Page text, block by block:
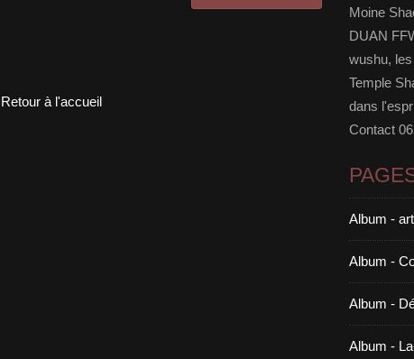
Retour à l'accueil
Moine
DUAN
wushu,
Temple
dans
Contact
Album -
Album -
Album -
Album -